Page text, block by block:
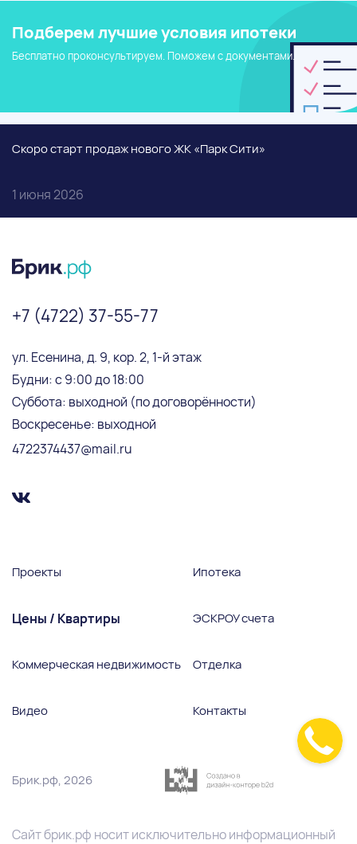
Подберем лучшие условия ипотеки
Бесплатно проконсультируем. Поможем с документами.
Скоро старт продаж нового ЖК «Парк Сити»
1 июня 2026
+7 (4722) 37-55-77
ул. Есенина, д. 9, кор. 2, 1-й этаж
Будни: с 9:00 до 18:00
Суббота: выходной (по договорённости)
Воскресенье: выходной
4722374437@mail.ru
Проекты
Цены / Квартиры
Коммерческая недвижимость
Видео
Ипотека
ЭСКРОУ счета
Отделка
Контакты
Брик.рф, 2026
Сайтбрик.pф носит исключительно информационный